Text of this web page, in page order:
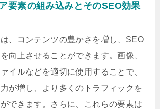
要素の組み込みとそのSEO効果
、コンテンツの豊かさを増し、SEO
向上させることができます。画像、
イルなどを適切に使用することで、
が増し、より多くのトラフィックを
できます。さらに、これらの要素は